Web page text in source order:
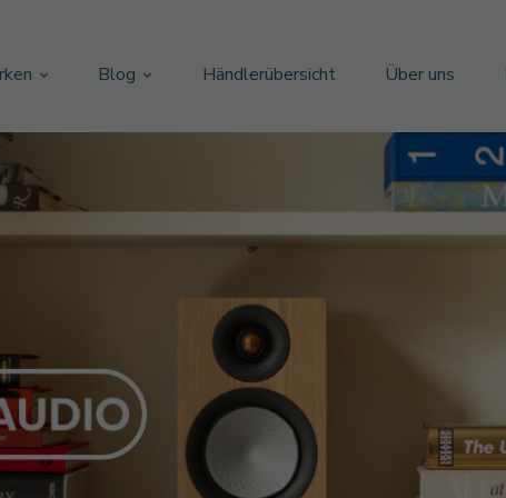
Blog Händlerübersicht Über uns